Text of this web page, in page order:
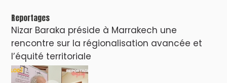
Reportages
Nizar Baraka préside à Marrakech une
rencontre sur la régionalisation avancée et
l’équité territoriale